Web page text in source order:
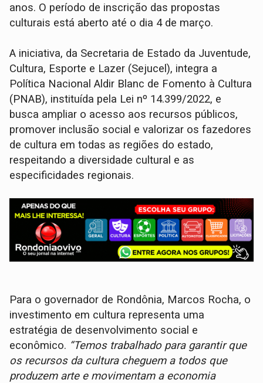
anos. O período de inscrição das propostas
culturais está aberto até o dia 4 de março.
A iniciativa, da Secretaria de Estado da Juventude,
Cultura, Esporte e Lazer (Sejucel), integra a
Política Nacional Aldir Blanc de Fomento à Cultura
(PNAB), instituída pela Lei nº 14.399/2022, e
busca ampliar o acesso aos recursos públicos,
promover inclusão social e valorizar os fazedores
de cultura em todas as regiões do estado,
respeitando a diversidade cultural e as
especificidades regionais.
Para o governador de Rondônia, Marcos Rocha, o
investimento em cultura representa uma
estratégia de desenvolvimento social e
econômico. “Temos trabalhado para garantir que
os recursos da cultura cheguem a todos que
produzem arte e movimentam a economia